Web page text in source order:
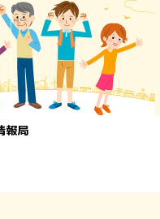
報局